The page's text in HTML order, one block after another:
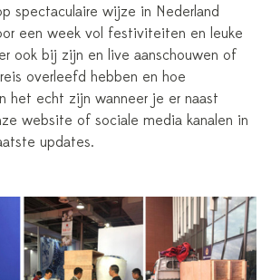
spectaculaire wijze in Nederland
een week vol festiviteiten en leuke
ook bij zijn en live aanschouwen of
overleefd hebben en hoe
het echt zijn wanneer je er naast
website of sociale media kanalen in
updates.